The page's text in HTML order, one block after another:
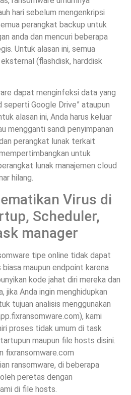
hari sebelum mengenkripsi
perangkat backup untuk
anda dan mencuri beberapa
Untuk alasan ini, semua
(flashdisk, harddisk
dapat menginfeksi data yang
seperti Google Drive” ataupun
alasan ini, Anda harus keluar
mengganti sandi penyimpanan
perangkat lunak terkait
untuk
lunak manajemen cloud
hilang.
Virus di
Scheduler,
manager
tipe online tidak dapat
maupun endpoint karena
kode jahat diri mereka dan
jika Anda ingin menghidupkan
tujuan analisis menggunakan
kami
proses tidak umum di task
maupun file hosts disini.
fixransomware.com
ransomware, di beberapa
peretas dengan
di file hosts.